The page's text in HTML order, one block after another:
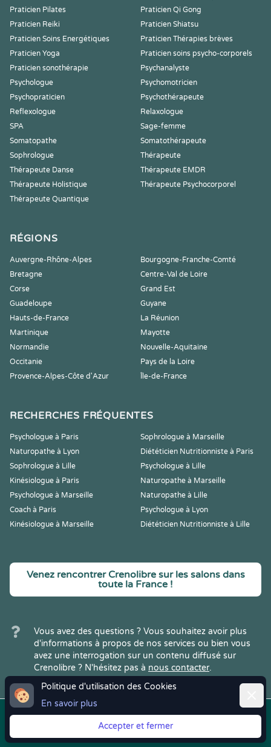
Politique d'utilisation des Cookies
En savoir plus
Accepter et fermer
Praticien Pilates
Praticien Qi Gong
Praticien Reiki
Praticien Shiatsu
Praticien Soins Energétiques
Praticien Thérapies brèves
Praticien Yoga
Praticien soins psycho-corporels
Praticien sonothérapie
Psychanalyste
Psychologue
Psychomotricien
Psychopraticien
Psychothérapeute
Reflexologue
Relaxologue
SPA
Sage-femme
Somatopathe
Somatothérapeute
Sophrologue
Thérapeute
Thérapeute Danse
Thérapeute EMDR
Thérapeute Holistique
Thérapeute Psychocorporel
Thérapeute Quantique
RÉGIONS
Auvergne-Rhône-Alpes
Bourgogne-Franche-Comté
Bretagne
Centre-Val de Loire
Corse
Grand Est
Guadeloupe
Guyane
Hauts-de-France
La Réunion
Martinique
Mayotte
Normandie
Nouvelle-Aquitaine
Occitanie
Pays de la Loire
Provence-Alpes-Côte d'Azur
Île-de-France
RECHERCHES FRÉQUENTES
Psychologue à Paris
Sophrologue à Marseille
Naturopathe à Lyon
Diététicien Nutritionniste à Paris
Sophrologue à Lille
Psychologue à Lille
Kinésiologue à Paris
Naturopathe à Marseille
Psychologue à Marseille
Naturopathe à Lille
Coach à Paris
Psychologue à Lyon
Kinésiologue à Marseille
Diététicien Nutritionniste à Lille
Venez rencontrer Crenolibre sur les salons dans
toute la France !
Vous avez des questions ? Vous souhaitez avoir plus
d'informations à propos de nos services ou bien vous
avez une interrogation sur un contenu diffusé sur
Crenolibre ? N'hésitez pas à nous contacter.
Copyright © 2022Crenolibre, tous
Mentions
Légales
| CGV | RGPD